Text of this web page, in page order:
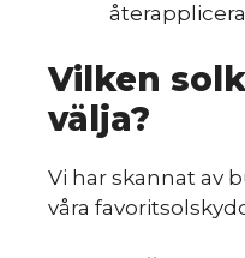
Vilken
välja?
Vi har skannat av
våra